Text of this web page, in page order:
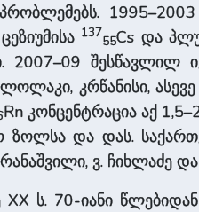
137
55Cs და
2007–09 შესწავლილ
კრწანისი,
Rn კონცენტრაცია აქ
ზოლსა და დას.
ვ. ჩიხლაძე და
ს. 70-იანი